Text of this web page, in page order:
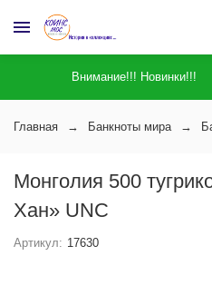
Внимание!!! Новинки!!!
Главная Банкноты мира
Монголия 500
Хан» UNC
Артикул: 17630